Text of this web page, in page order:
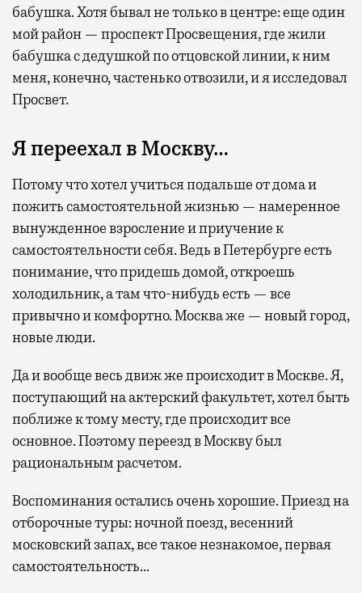
бабушка. Хотя бывал не только в центре: еще один
мой район — проспект Просвещения, где жили
бабушка с дедушкой по отцовской линии, к ним
меня, конечно, частенько отвозили, и я исследовал
Просвет.
Я переехал в Москву…
Потому что хотел учиться подальше от дома и
пожить самостоятельной жизнью — намеренное
вынужденное взросление и приучение к
самостоятельности себя. Ведь в Петербурге есть
понимание, что придешь домой, откроешь
холодильник, а там что-нибудь есть — все
привычно и комфортно. Москва же — новый город,
новые люди.
Да и вообще весь движ же происходит в Москве. Я,
поступающий на актерский факультет, хотел быть
поближе к тому месту, где происходит все
основное. Поэтому переезд в Москву был
рациональным расчетом.
Воспоминания остались очень хорошие. Приезд на
отборочные туры: ночной поезд, весенний
московский запах, все такое незнакомое, первая
самостоятельность…